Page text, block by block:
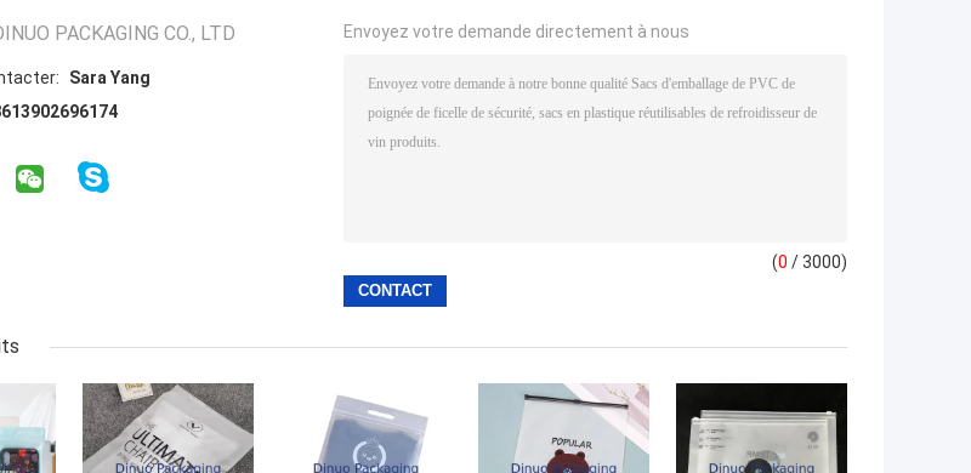
PACKAGING CO., LTD
Sara Yang
Envoyez votre demande directement à nous
(0 / 3000)